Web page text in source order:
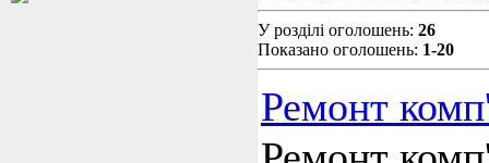
У розділі оголошень: 26
Показано оголошень: 1-20
Ремонт